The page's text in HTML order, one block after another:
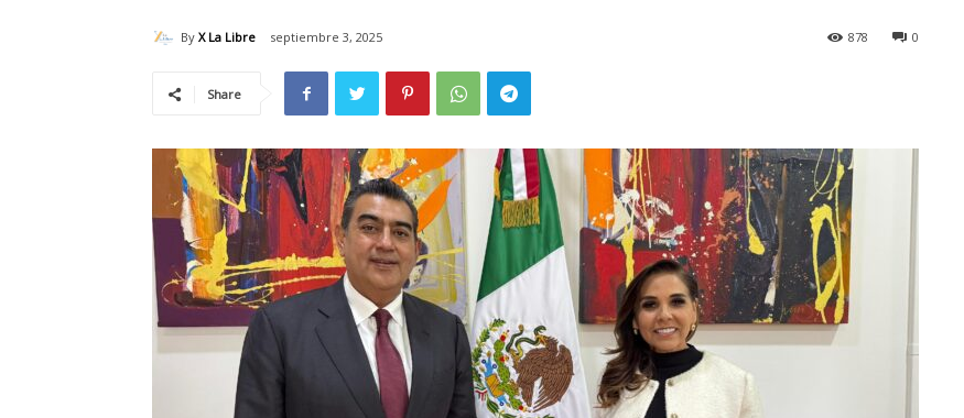
By X La Libre septiembre 3, 2025 0
878
Share